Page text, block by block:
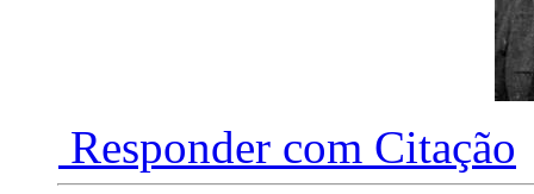
Responder com Citação